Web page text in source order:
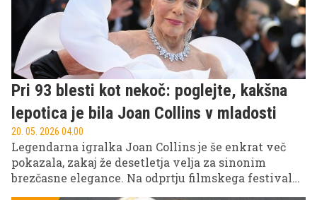
Pri 93 blesti kot nekoč: poglejte, kakšna
lepotica je bila Joan Collins v mladosti
20. 05. 2026 04.00
Legendarna igralka Joan Collins je še enkrat več
pokazala, zakaj že desetletja velja za sinonim
brezčasne elegance. Na odprtju filmskega festivala